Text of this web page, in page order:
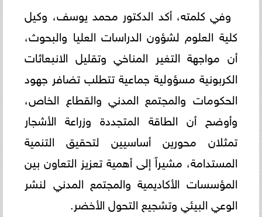
وفي كلمته، أكد الدكتور محمد يوسف، وكيل
كلية العلوم لشؤون الدراسات العليا والبحوث،
أن مواجهة التغير المناخي وتقليل الانبعاثات
الكربونية مسؤولية جماعية تتطلب تضافر جهود
الحكومات والمجتمع المدني والقطاع الخاص،
وأوضح أن الطاقة المتجددة وزراعة الأشجار
تمثلان محورين أساسيين لتحقيق التنمية
المستدامة، مشيراً إلى أهمية تعزيز التعاون بين
المؤسسات الأكاديمية والمجتمع المدني لنشر
الوعي البيئي وتشجيع التحول الأخضر.